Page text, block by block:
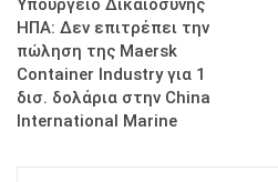
Υπουργείο Δικαιοσύνης
ΗΠΑ: Δεν επιτρέπει την
πώληση της Maersk
Container Industry για 1
δισ. δολάρια στην China
International Marine